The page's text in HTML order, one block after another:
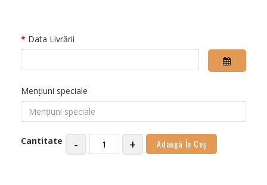
Data Livrării
Mențiuni speciale
Cantitate - + Adaugă În Coş